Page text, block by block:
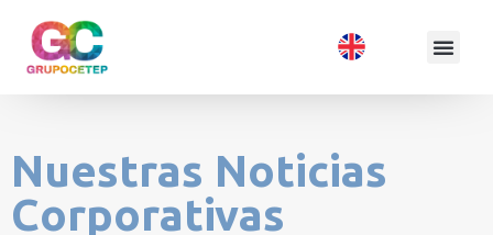
Nuestras Noticias
Corporativas